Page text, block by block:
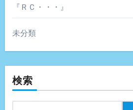
『ＲＣ・・・』
未分類
検索